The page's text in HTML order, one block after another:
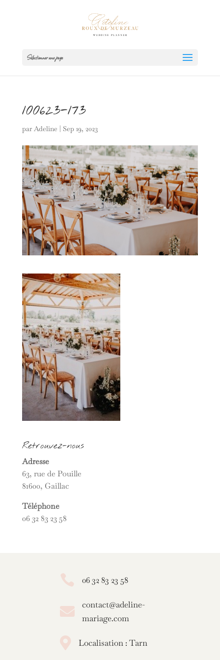
Sélectionner une page
100623-173
par Adeline | Sep 19, 2023
Retrouvez-nous
Adresse
63, rue de Pouille
81600, Gaillac
Téléphone
06 32 83 23 58
 06 32 83 23 58

contact@adeline-
mariage.com
 Localisation : Tarn